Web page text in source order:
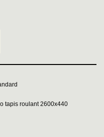
tapis roulant 2600x440